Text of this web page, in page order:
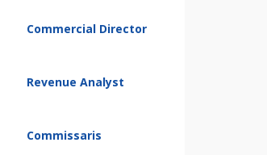
Commercial Director
Revenue Analyst
Commissaris